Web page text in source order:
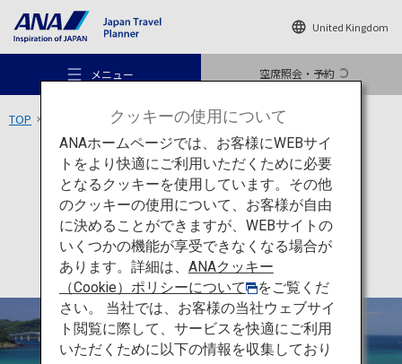
United Kingdom
メニュー 空席照会・予約
おすすめの旅
旅のアイデア
行き先
TOP 角島大橋
アクティビティ 山口県
角島大橋
クッキーの使用について
ANAホームページでは、お客様にWEBサイ
トをより快適にご利用いただくために必要
となるクッキーを使用しています。その他
のクッキーの使用について、お客様が自由
に決めることができますが、WEBサイトの
いくつかの機能が享受できなくなる場合が
あります。詳細は、 ANAクッキー
（Cookie）ポリシーについて
をご覧くだ
さい。 当社では、お客様の当社ウェブサイ
ト閲覧に際して、サービスを快適にご利用
いただくために以下の情報を収集しており